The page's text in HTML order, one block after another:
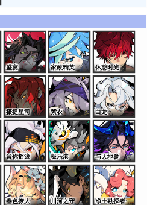
盛宴 家政精英 休憩时光
摄提星司 紫衣 白龙
音你摇滚 极乐港 与天地参
春色撩人 川河之守 净土勘探者·桑特诺娃